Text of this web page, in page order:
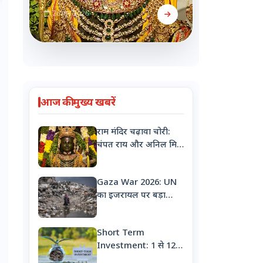
26 जून 2026
आज की मुख्य खबरें
राम मंदिर चढ़ावा चोरी:
चंपत राय और अनिल मिश्रा
का इस्तीफा
Gaza War 2026: UN
का इजरायल पर बड़ा
आरोप, 'गाजा में नरसंहार
जानबूझकर बना रहे
निशाना'
Short Term
Investment: 1 से 12
महीने के लिए करना है